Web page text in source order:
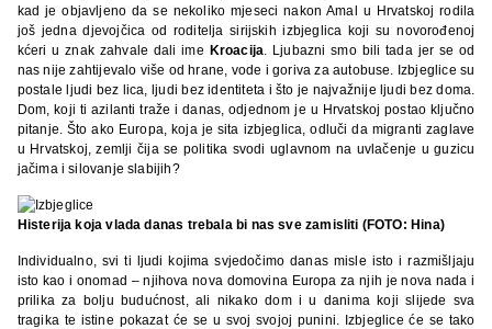
kad je objavljeno da se nekoliko mjeseci nakon Amal u Hrvatskoj rodila
još jedna djevojčica od roditelja sirijskih izbjeglica koji su novorođenoj
kćeri u znak zahvale dali ime Kroacija . Ljubazni smo bili tada jer se od
nas nije zahtijevalo više od hrane, vode i goriva za autobuse. Izbjeglice su
postale ljudi bez lica, ljudi bez identiteta i što je najvažnije ljudi bez doma.
Dom, koji ti azilanti traže i danas, odjednom je u Hrvatskoj postao ključno
pitanje. Što ako Europa, koja je sita izbjeglica, odluči da migranti zaglave
u Hrvatskoj, zemlji čija se politika svodi uglavnom na uvlačenje u guzicu
jačima i silovanje slabijih?
Histerija koja vlada danas trebala bi nas sve zamisliti (FOTO: Hina)
Individualno, svi ti ljudi kojima svjedočimo danas misle isto i razmišljaju
isto kao i onomad – njihova nova domovina Europa za njih je nova nada i
prilika za bolju budućnost, ali nikako dom i u danima koji slijede sva
tragika te istine pokazat će se u svoj svojoj punini. Izbjeglice će se tako